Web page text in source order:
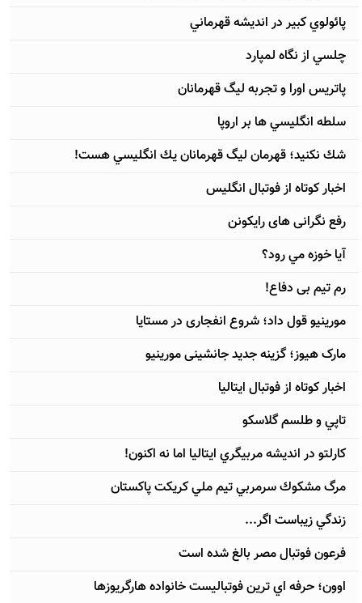
پائولوي كبير در انديشه قهرماني
چلسي از نگاه لمپارد
پاتريس اورا و تجربه ليگ قهرمانان
سلطه انگليسي ها بر اروپا
شك نكنيد؛ قهرمان ليگ قهرمانان يك انگليسي هست!
اخبار کوتاه از فوتبال انگلیس
رفع نگرانی های رایکونن
آيا خوزه مي رود؟
رم تیم بی دفاع!
مورینیو قول داد؛ شروع انفجاری در مستایا
مارک هیوز؛ گزینه جدید جانشینی مورینیو
اخبار کوتاه از فوتبال ایتالیا
تاپي و طلسم گلاسكو
كارلتو در انديشه مربيگري ايتاليا اما نه اكنون!
مرگ مشكوك سرمربي تيم ملي كريكت پاكستان
زندگي زيباست اگر...
فرعون فوتبال مصر بالغ شده است
اوون؛ حرفه اي ترين فوتباليست خانواده هارگريوزها